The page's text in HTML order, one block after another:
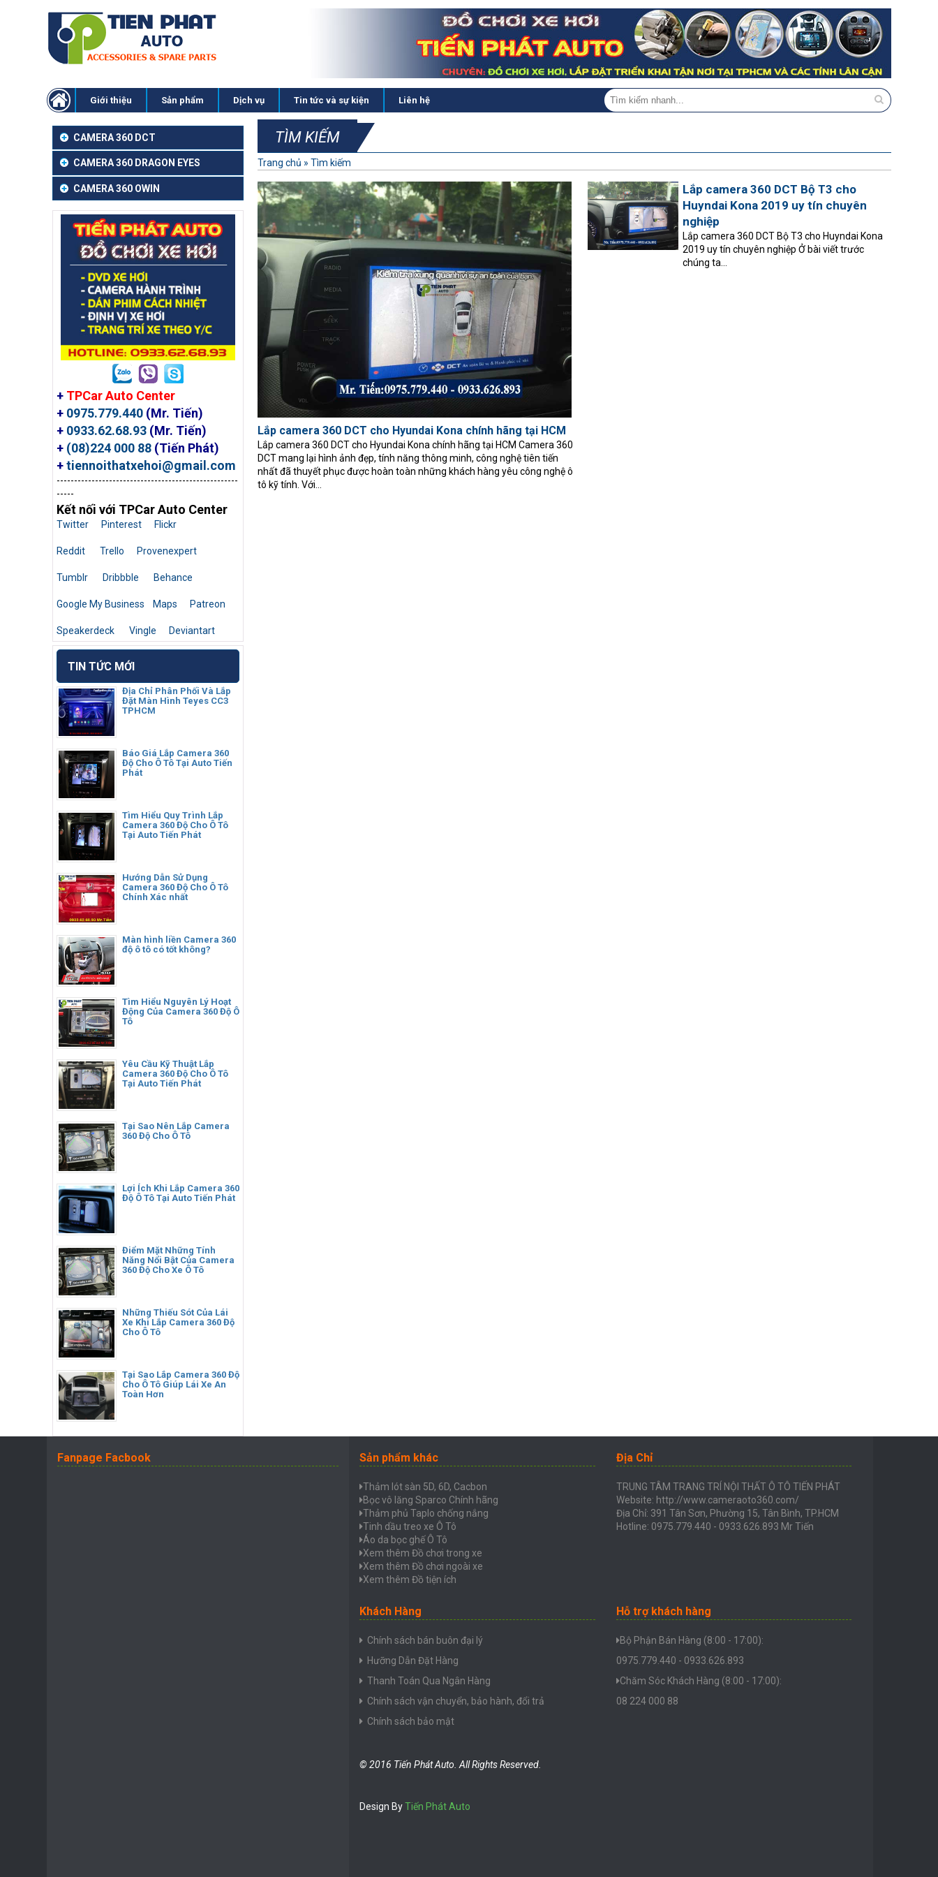
Giới thiệu Sản phẩm Dịch vụ Tin tức và sự kiện Liên hệ
CAMERA 360 DCT
CAMERA 360 DRAGON EYES
CAMERA 360 OWIN
+ TPCar Auto Center
+ 0975.779.440 (Mr. Tiến)
+ 0933.62.68.93 (Mr. Tiến)
+ (08)224 000 88 (Tiến Phát)
+tiennoithatxehoi@gmail.com
----------------------------------------------------
-----
Kết nối với TPCar Auto Center
Twitter Pinterest Flickr
Reddit Trello Provenexpert
Tumblr Dribbble Behance
Google My Business Maps Patreon
Speakerdeck Vingle Deviantart
TIN TỨC MỚI
Địa Chỉ Phân Phối Và Lắp
Đặt Màn Hình Teyes CC3
TPHCM
Báo Giá Lắp Camera 360
Độ Cho Ô Tô Tại Auto Tiến
Phát
Tìm Hiểu Quy Trình Lắp
Camera 360 Độ Cho Ô Tô
Tại Auto Tiến Phát
Hướng Dẫn Sử Dụng
Camera 360 Độ Cho Ô Tô
Chính Xác nhất
Màn hình liền Camera 360
độ ô tô có tốt không?
Tìm Hiểu Nguyên Lý Hoạt
Động Của Camera 360 Độ Ô
Tô
Yêu Cầu Kỹ Thuật Lắp
Camera 360 Độ Cho Ô Tô
Tại Auto Tiến Phát
Tại Sao Nên Lắp Camera
360 Độ Cho Ô Tô
Lợi Ích Khi Lắp Camera 360
Độ Ô Tô Tại Auto Tiến Phát
Điểm Mặt Những Tính
Năng Nổi Bật Của Camera
360 Độ Cho Xe Ô Tô
Những Thiếu Sót Của Lái
Xe Khi Lắp Camera 360 Độ
Cho Ô Tô
Tại Sao Lắp Camera 360 Độ
Cho Ô Tô Giúp Lái Xe An
Toàn Hơn
TÌM KIẾM
Trang chủ » Tìm kiếm
Lắp camera 360 DCT cho Hyundai Kona chính hãng tại HCM
Lắp camera 360 DCT cho Hyundai Kona chính hãng tại HCM Camera 360
DCT mang lại hình ảnh đẹp, tính năng thông minh, công nghệ tiên tiến
nhất đã thuyết phục được hoàn toàn những khách hàng yêu công nghệ ô
tô kỹ tính. Với...
Lắp camera 360 DCT Bộ T3 cho
Huyndai Kona 2019 uy tín chuyên
nghiệp
Lắp camera 360 DCT Bộ T3 cho Huyndai Kona
2019 uy tín chuyên nghiệp Ở bài viết trước
chúng ta...
Fanpage Facbook Sản phẩm khác
Thảm lót sàn 5D, 6D, Cacbon
Bọc vô lăng Sparco Chính hãng
Thảm phủ Taplo chống nắng
Tinh dầu treo xe Ô Tô
Áo da bọc ghế Ô Tô
Xem thêm Đồ chơi trong xe
Xem thêm Đồ chơi ngoài xe
Xem thêm Đồ tiện ích
Địa Chỉ
TRUNG TÂM TRANG TRÍ NỘI THẤT Ô TÔ TIẾN PHÁT
Website: http://www.cameraoto360.com/
Địa Chỉ: 391 Tân Sơn, Phường 15, Tân Bình, TP.HCM
Hotline: 0975.779.440 - 0933.626.893 Mr Tiến
Khách Hàng
Chính sách bán buôn đại lý
Hưỡng Dẫn Đặt Hàng
Thanh Toán Qua Ngân Hàng
Chính sách vận chuyển, bảo hành, đổi trả
Chính sách bảo mật
Hỗ trợ khách hàng
Bộ Phận Bán Hàng (8:00 - 17:00):
0975.779.440 - 0933.626.893
Chăm Sóc Khách Hàng (8:00 - 17:00):
08 224 000 88
© 2016 Tiến Phát Auto. All Rights Reserved.
Design ByTiến Phát Auto